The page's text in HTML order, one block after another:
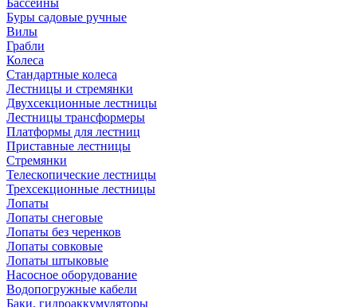
Бассейны
Буры садовые ручные
Вилы
Грабли
Колеса
Стандартные колеса
Лестницы и стремянки
Двухсекционные лестницы
Лестницы трансформеры
Платформы для лестниц
Приставные лестницы
Стремянки
Телескопические лестницы
Трехсекционные лестницы
Лопаты
Лопаты снеговые
Лопаты без черенков
Лопаты совковые
Лопаты штыковые
Насосное оборудование
Водопогружные кабели
Баки, гидроаккумуляторы